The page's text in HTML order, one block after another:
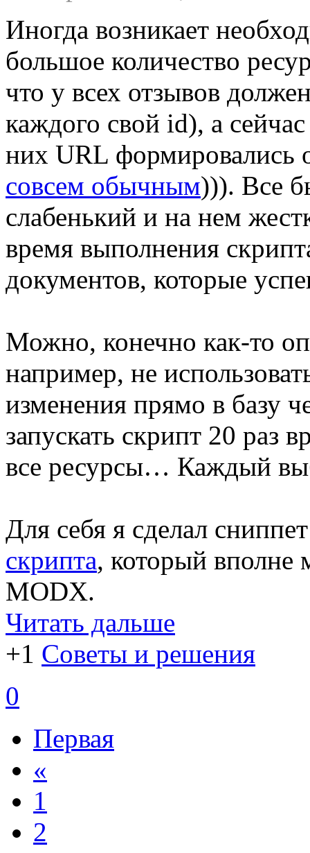
Иногда возникает
большое количество
что у всех отзывов
каждого свой id), а
них URL
совсем обычным))). Все
слабенький и на нем
время выполнения
документов, которые
Можно, конечно как-то
например, не
изменения прямо в базу
запускать скрипт 20 раз
все ресурсы… Каждый
Для себя я сделал
скрипта, который вполне
MODX.
Читать дальше
+1 Советы и решения
0
Первая
«
1
2